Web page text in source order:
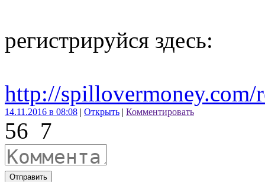
регистрируйся здесь:
http://spillovermoney.com/
14.11.2016 в 08:08 | Открыть | Комментировать
56 7
Отправить